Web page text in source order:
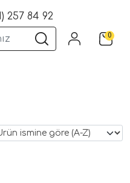
Yangın Sistemleri
257 84 92
0